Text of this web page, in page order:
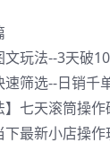
文玩法--3天破
速筛选--日销千
】七天滚筒操作
下最新小店操作